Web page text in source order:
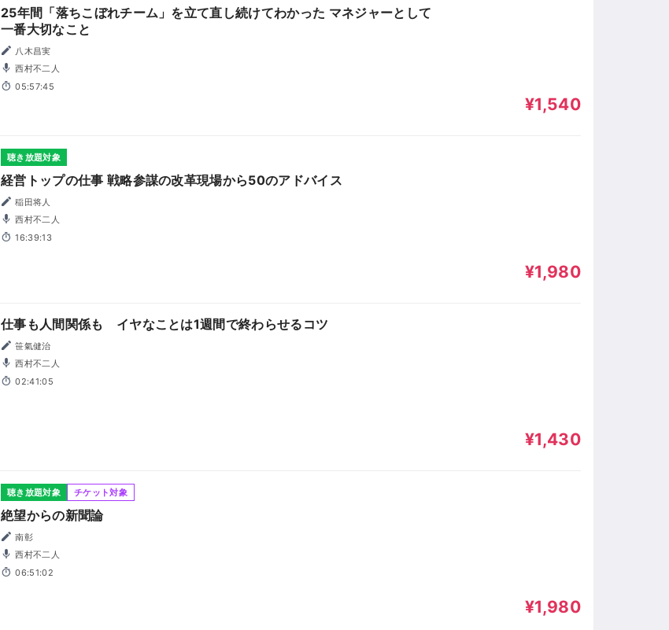
25年間「落ちこぼれチーム」を立て直し続けてわかった マネジャーとして
一番大切なこと
八木昌実
西村不二人
05:57:45
¥1,540
聴き放題対象
経営トップの仕事 戦略参謀の改革現場から50のアドバイス
稲田将人
西村不二人
16:39:13
¥1,980
仕事も人間関係も イヤなことは1週間で終わらせるコツ
笹氣健治
西村不二人
02:41:05
¥1,430
聴き放題対象 チケット対象
絶望からの新聞論
南彰
西村不二人
06:51:02
¥1,980